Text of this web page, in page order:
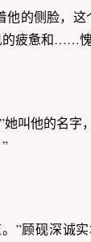
他的侧脸，这
疲惫和……愧
她叫他的名字
”顾砚深诚